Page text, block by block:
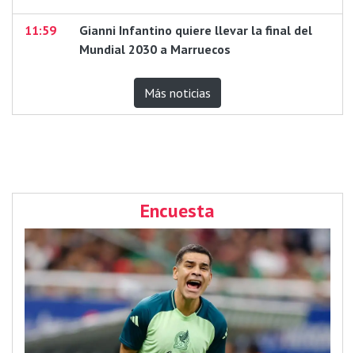
11:59
Gianni Infantino quiere llevar la final del
Mundial 2030 a Marruecos
Más noticias
Encuesta